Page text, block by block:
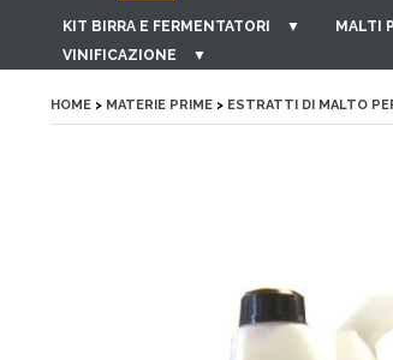
KIT BIRRA E FERMENTATORI ▼ MALTI
VINIFICAZIONE
▼
HOME > MATERIE PRIME > ESTRATTI DI MALTO